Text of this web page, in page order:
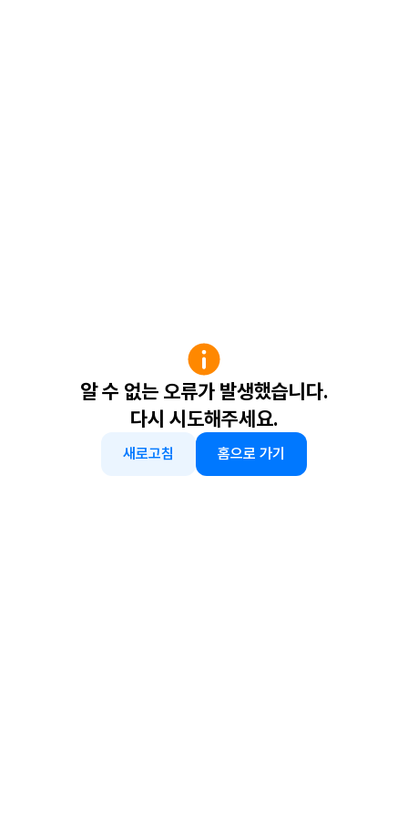
알 수 없는 오류가 발생했습니다.
다시 시도해주세요.
새로고침 홈으로 가기